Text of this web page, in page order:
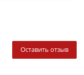
Оставить отзыв